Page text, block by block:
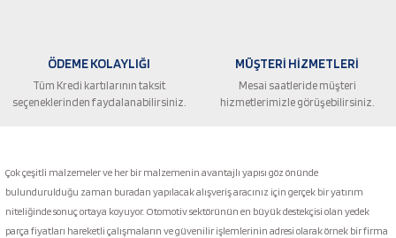
Gönder
ÖDEME KOLAYLIĞI
Tüm Kredi kartılarının taksit
seçeneklerinden faydalanabilirsiniz.
MÜŞTERİ HİZMETLERİ
Mesai saatleride müşteri
hizmetlerimizle görüşebilirsiniz.
Çok çeşitli malzemeler ve her bir malzemenin avantajlı yapısı göz önünde
bulundurulduğu zaman buradan yapılacak alışveriş aracınız için gerçek bir yatırım
niteliğinde sonuç ortaya koyuyor. Otomotiv sektörünün en büyük destekçisi olan yedek
parça fiyatları hareketli çalışmaların ve güvenilir işlemlerinin adresi olarak örnek bir firma